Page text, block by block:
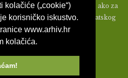
kolačiće („cookie“)
korisničko iskustvo.
www.arhiv.hr
kolačića.
materijale s ovih stranica, ako za
odobrenje od strane Hrvatskog
arhiva.